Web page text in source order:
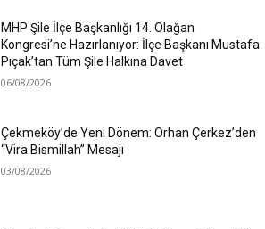
MHP Şile İlçe Başkanlığı 14. Olağan
Kongresi’ne Hazırlanıyor: İlçe Başkanı Mustafa
Pıçak’tan Tüm Şile Halkına Davet
06/08/2026
Çekmeköy’de Yeni Dönem: Orhan Çerkez’den
“Vira Bismillah” Mesajı
03/08/2026